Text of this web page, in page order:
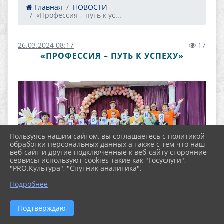
Главная
НОВОСТИ
«Профессия – путь к ус...
26.03.2024 08:17 17
«ПРОФЕССИЯ – ПУТЬ К УСПЕХУ»
Пользуясь нашим сайтом, вы соглашаетесь с политикой
обработки персональных данных а также с тем что наш
веб-сайт и другие подключенные к веб-сайту сторонние
сервисы используют cookies такие как "Госуслуги",
"PRO.Культура", "Спутник аналитика".
Подробнее
Подтверждаю